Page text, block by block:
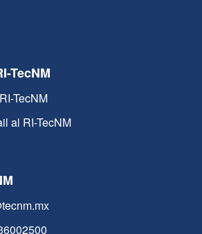
TecNM
TecNM
al RI-TecNM